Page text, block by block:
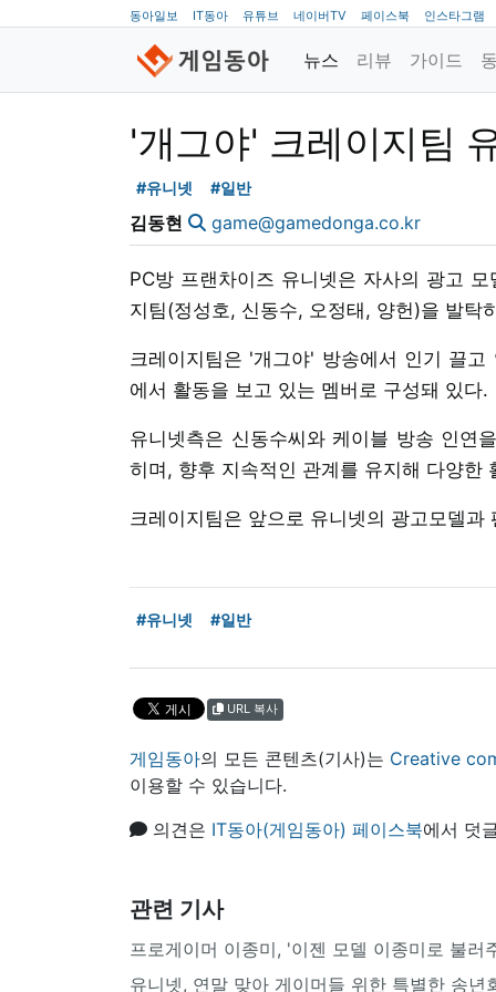
동아일보 IT동아 유튜브 네이버TV 페이스북 인스타그램
뉴스 리뷰 가이드
'개그야' 크레이지팀
#유니넷 #일반
김동현 game@gamedonga.co.kr
PC방 프랜차이즈 유니넷은 자사의 광고
지팀(정성호, 신동수, 오정태, 양헌)을 발탁
크레이지팀은 '개그야' 방송에서 인기 끌
에서 활동을 보고 있는 멤버로 구성돼 있다.
유니넷측은 신동수씨와 케이블 방송 인연
히며, 향후 지속적인 관계를 유지해 다양한
크레이지팀은 앞으로 유니넷의 광고모델
#유니넷 #일반
URL 복사
게임동아의 모든 콘텐츠(기사)는 Creative
이용할 수 있습니다.
의견은 IT동아(게임동아) 페이스북에서 덧
관련 기사
프로게이머 이종미, '이젠 모델 이종미로 불러
유니넷, 연말 맞아 게이머들 위한 특별한 송년